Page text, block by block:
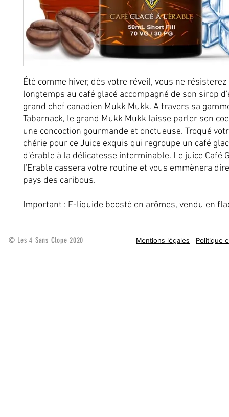
Été comme hiver, dés votre réveil, vous ne résisterez
longtemps au café glacé accompagné de son sirop
grand chef canadien Mukk Mukk. A travers sa
Tabarnack, le grand Mukk Mukk laisse parler son
une concoction gourmande et onctueuse. Troqué
chérie pour ce Juice exquis qui regroupe un café
d'érable à la délicatesse interminable. Le juice Café
l'Erable cassera votre routine et vous emmènera
pays des caribous.
Important : E-liquide boosté en arômes, vendu en
© Les 4 Sans Clope 2020 Mentions légales Politique